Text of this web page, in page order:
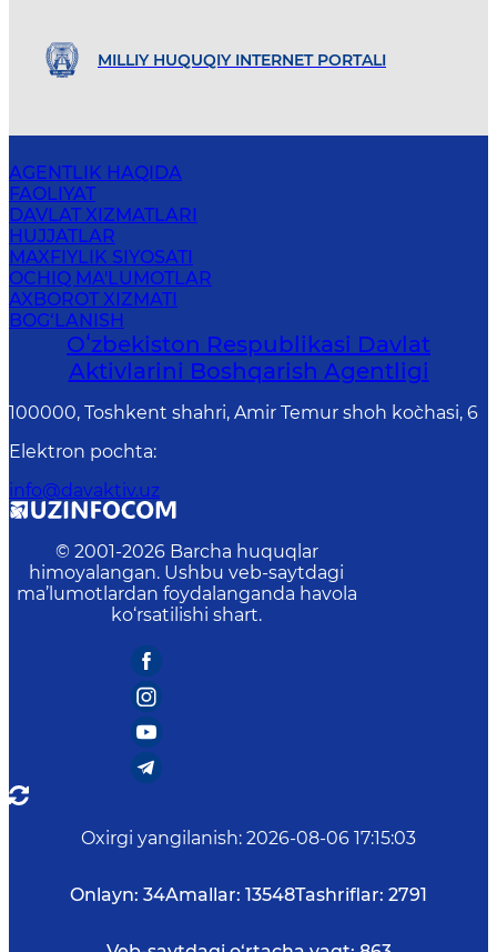
MILLIY HUQUQIY INTERNET PORTALI
AGENTLIK HAQIDA
FAOLIYAT
DAVLAT XIZMATLARI
HUJJATLAR
MAXFIYLIK SIYOSATI
OCHIQ MA'LUMOTLAR
AXBOROT XIZMATI
BOG‘LANISH
Oʻzbekiston Respublikasi Davlat
Aktivlarini Boshqarish Agentligi
100000, Toshkent shahri, Amir Temur shoh ko`chasi, 6
Elektron pochta:
info@davaktiv.uz
© 2001-2026 Barcha huquqlar
himoyalangan. Ushbu veb-saytdagi
ma’lumotlardan foydalanganda havola
ko‘rsatilishi shart.
Oxirgi yangilanish: 2026-08-06 17:15:03
Onlayn: 34Amallar: 13548Tashriflar: 2791